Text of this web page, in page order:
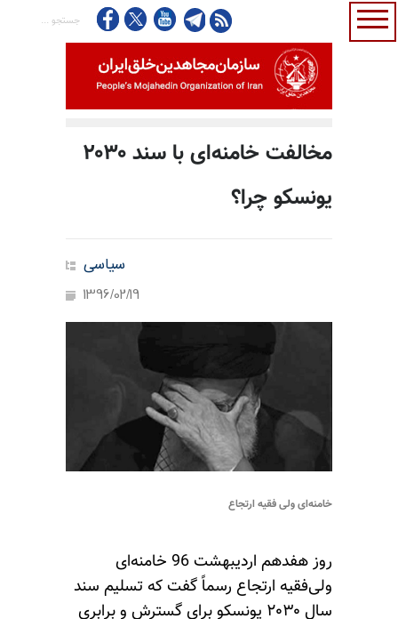
مخالفت خامنه‌ای با سند ۲۰۳۰
یونسکو چرا؟
سیاسی
1396/02/19
خامنه‌ای ولی فقیه ارتجاع
روز هفدهم اردیبهشت 96 خامنه‌ای
ولی‌فقیه ارتجاع رسماً گفت که تسلیم سند
سال ۲۰۳۰ یونسکو برای گسترش و برابری